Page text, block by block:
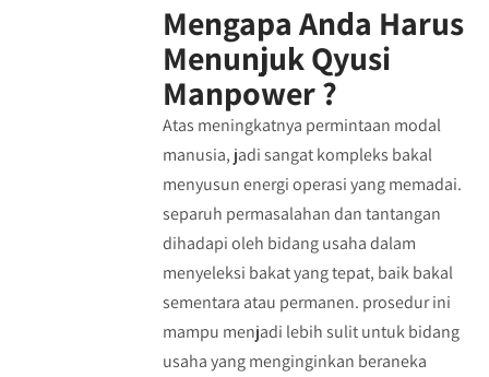
Mengapa Anda Harus
Menunjuk Qyusi
Manpower ?
Atas meningkatnya permintaan modal
manusia, jadi sangat kompleks bakal
menyusun energi operasi yang memadai.
separuh permasalahan dan tantangan
dihadapi oleh bidang usaha dalam
menyeleksi bakat yang tepat, baik bakal
sementara atau permanen. prosedur ini
mampu menjadi lebih sulit untuk bidang
usaha yang menginginkan beraneka